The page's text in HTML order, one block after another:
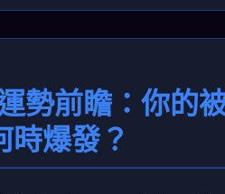
勢前瞻：你的
時爆發？